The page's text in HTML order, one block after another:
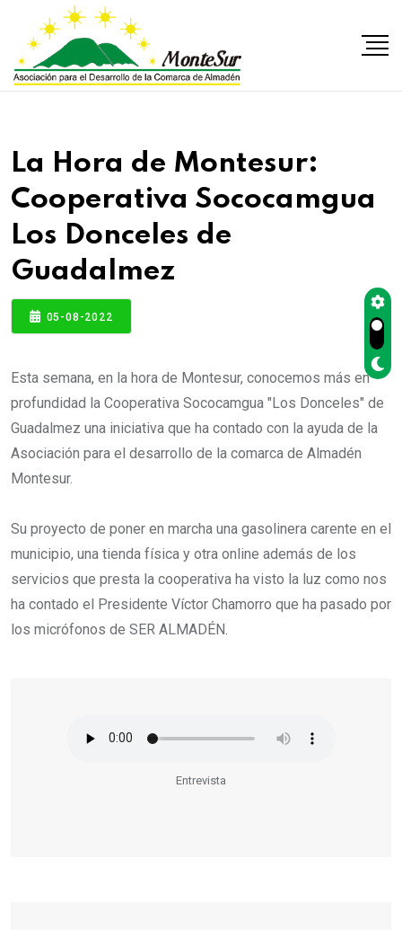
La Hora de Montesur:
Cooperativa Sococamgua
Los Donceles de
Guadalmez
05-08-2022
Esta semana, en la hora de Montesur, conocemos más en
profundidad la Cooperativa Sococamgua "Los Donceles" de
Guadalmez una iniciativa que ha contado con la ayuda de la
Asociación para el desarrollo de la comarca de Almadén
Montesur.
Su proyecto de poner en marcha una gasolinera carente en el
municipio, una tienda física y otra online además de los
servicios que presta la cooperativa ha visto la luz como nos
ha contado el Presidente Víctor Chamorro que ha pasado por
los micrófonos de SER ALMADÉN.
Entrevista